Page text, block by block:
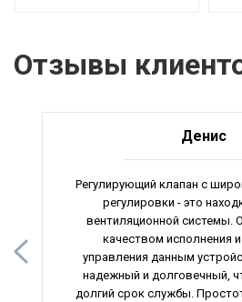
Отзывы
Денис
Регулирующий клапан с
регулировки - это
вентиляционной системы.
качеством исполнения
управления данным
надежный и долговечный,
долгий срок службы.